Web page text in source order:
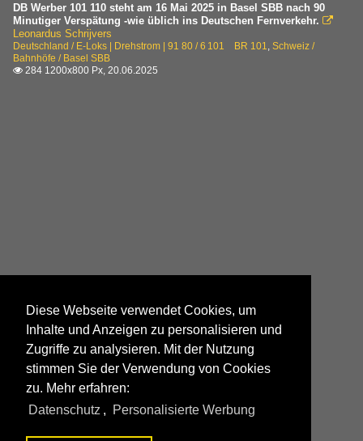
DB Werber 101 110 steht am 16 Mai 2025 in Basel SBB nach 90
Minutiger Verspätung -wie üblich ins Deutschen Fernverkehr. 
Leonardus Schrijvers
Deutschland / E-Loks | Drehstrom | 91 80 / 6 101 BR 101, Schweiz /
Bahnhöfe / Basel SBB
 284 1200x800 Px, 20.06.2025
Diese Webseite verwendet Cookies, um
Inhalte und Anzeigen zu personalisieren und
Zugriffe zu analysieren. Mit der Nutzung
stimmen Sie der Verwendung von Cookies
zu. Mehr erfahren:
Datenschutz , Personalisierte Werbung